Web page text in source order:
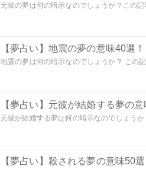
元彼の夢は何の暗示なのでしょうか？この記
【夢占い】地震の夢の意味40選
地震の夢は何の暗示なのでしょうか？ この
【夢占い】元彼が結婚する夢の
元彼が結婚する夢は何の暗示なのでしょうか
【夢占い】殺される夢の意味50